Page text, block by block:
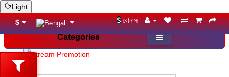
Light
$ বোনাস
Categories